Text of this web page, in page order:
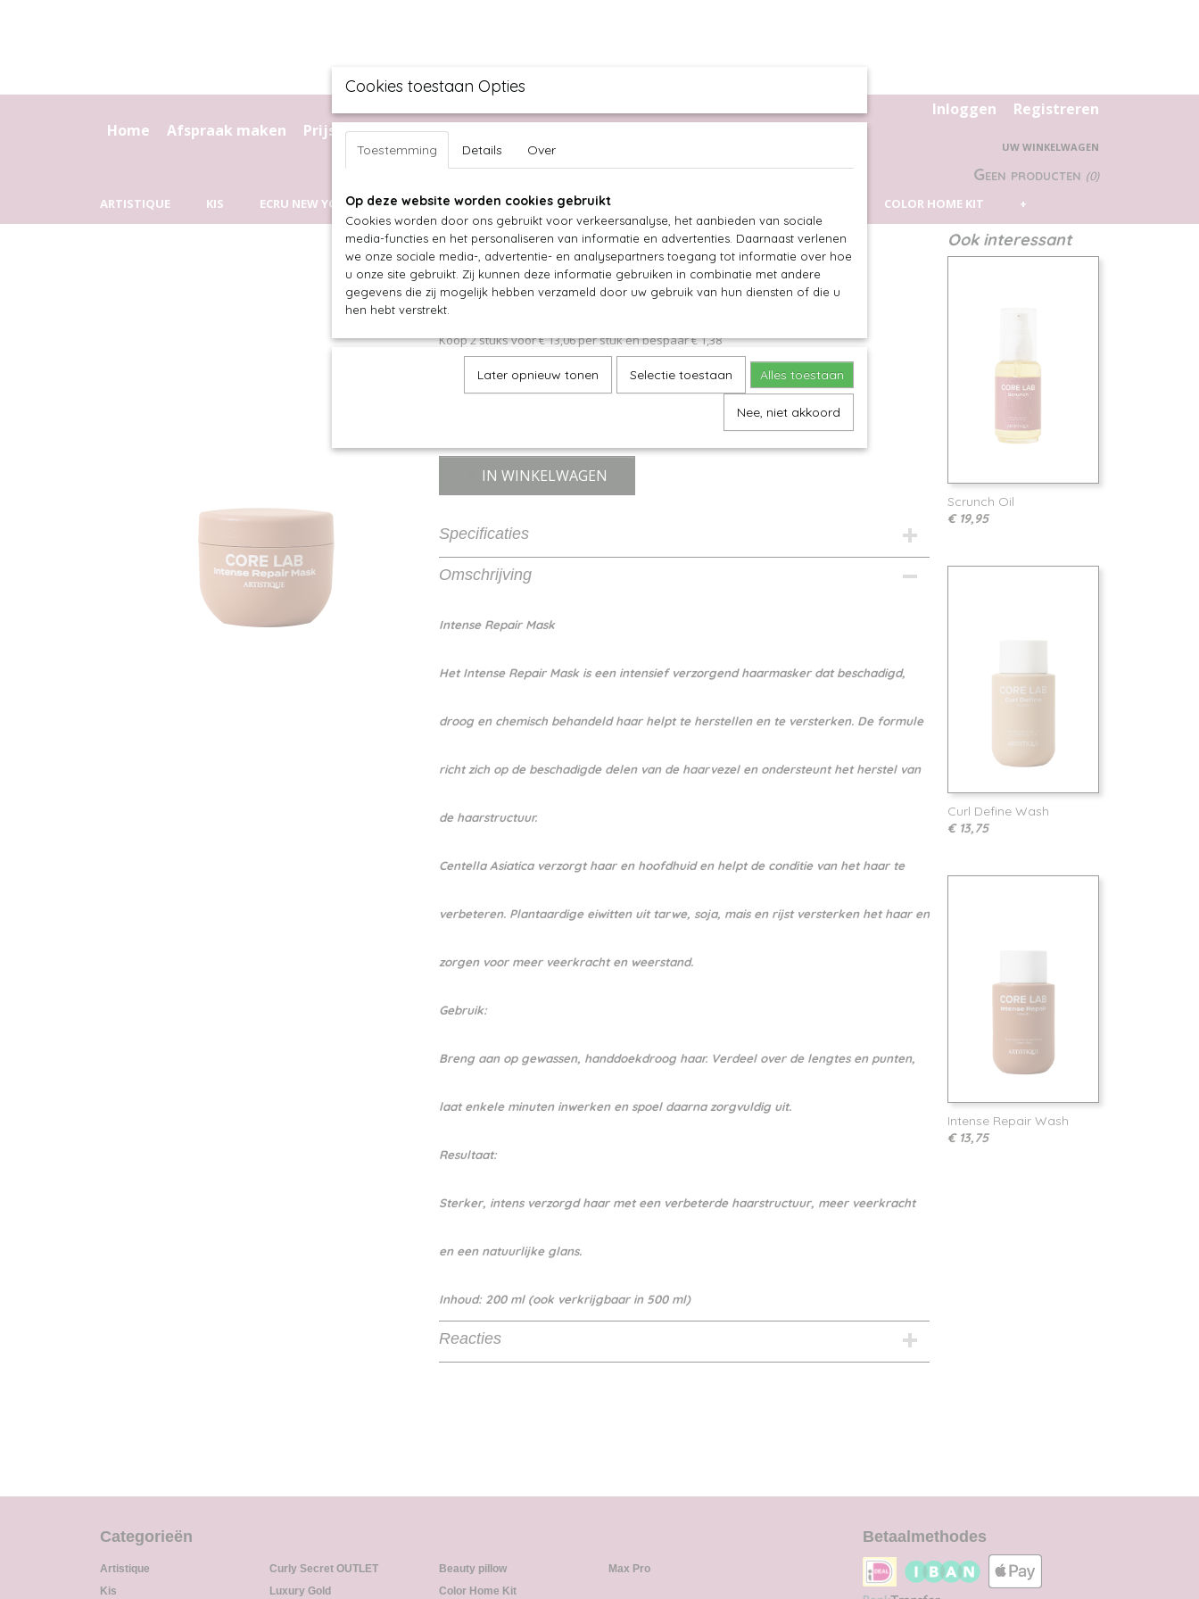
Home Afspraak maken Prijslijst Krullen knippen
Inloggen Registreren
UW WINKELWAGEN
Geen producten (0)
ARTISTIQUE
KIS ECRU NEW YORK CURLY SECRET OUTLET LUXURY GOLD COLOR HOME KIT +
Intense Repair Mask
€ 13,75 (inclusief btw 21%)
Levertijd 1
Koop 2 stuks voor € 13,06 per stuk en bespaar € 1,38
Koop 3 stuks voor € 12,38 per stuk en bespaar € 4,11
IN WINKELWAGEN
Specificaties
Productcode
Omschrijving
Intense Repair Mask
Het Intense Repair Mask is een intensief verzorgend haarmasker dat beschadigd,
droog en chemisch behandeld haar helpt te herstellen en te versterken. De formule
richt zich op de beschadigde delen van de haarvezel en ondersteunt het herstel van
de haarstructuur.
Centella Asiatica verzorgt haar en hoofdhuid en helpt de conditie van het haar te
verbeteren. Plantaardige eiwitten uit tarwe, soja, mais en rijst versterken het haar en
zorgen voor meer veerkracht en weerstand.
Gebruik:
Breng aan op gewassen, handdoekdroog haar. Verdeel over de lengtes en punten,
laat enkele minuten inwerken en spoel daarna zorgvuldig uit.
Resultaat:
Sterker, intens verzorgd haar met een verbeterde haarstructuur, meer veerkracht
en een natuurlijke glans.
Inhoud: 200 ml (ook verkrijgbaar in 500 ml)
Reacties
Ook interessant
Scrunch Oil
€ 19,95
Curl Define Wash
€ 13,75
Intense Repair Wash
€ 13,75
Categorieën
Artistique
Kis
Curly Secret OUTLET
Luxury Gold
Beauty pillow
Color Home Kit
Max Pro
Betaalmethodes
Cookies toestaan Opties
Toestemming Details Over
Op deze website worden cookies gebruikt
Cookies worden door ons gebruikt voor verkeersanalyse, het aanbieden van sociale
media-functies en het personaliseren van informatie en advertenties. Daarnaast verlenen
we onze sociale media-, advertentie- en analysepartners toegang tot informatie over hoe
u onze site gebruikt. Zij kunnen deze informatie gebruiken in combinatie met andere
gegevens die zij mogelijk hebben verzameld door uw gebruik van hun diensten of die u
hen hebt verstrekt.
Later opnieuw tonen Selectie toestaan Alles toestaan
Nee, niet akkoord